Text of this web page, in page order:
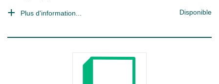
Plus d'information... Disponible